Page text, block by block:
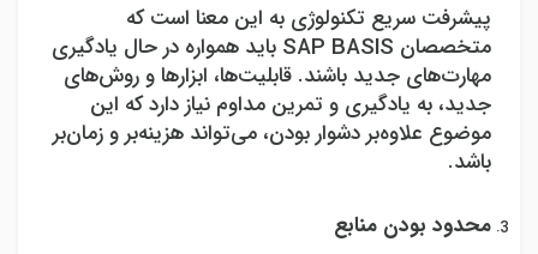
پیشرفت سریع تکنولوژی به این معنا است که
متخصصان SAP BASIS باید همواره در حال یادگیری
مهارت‌های جدید باشند. قابلیت‌ها، ابزارها و روش‌های
جدید، به یادگیری و تمرین مداوم نیاز دارد که این
موضوع علاوه‌بر دشوار بودن، می‌تواند هزینه‌بر و زمان‌بر
باشد.
محدود بودن منابع